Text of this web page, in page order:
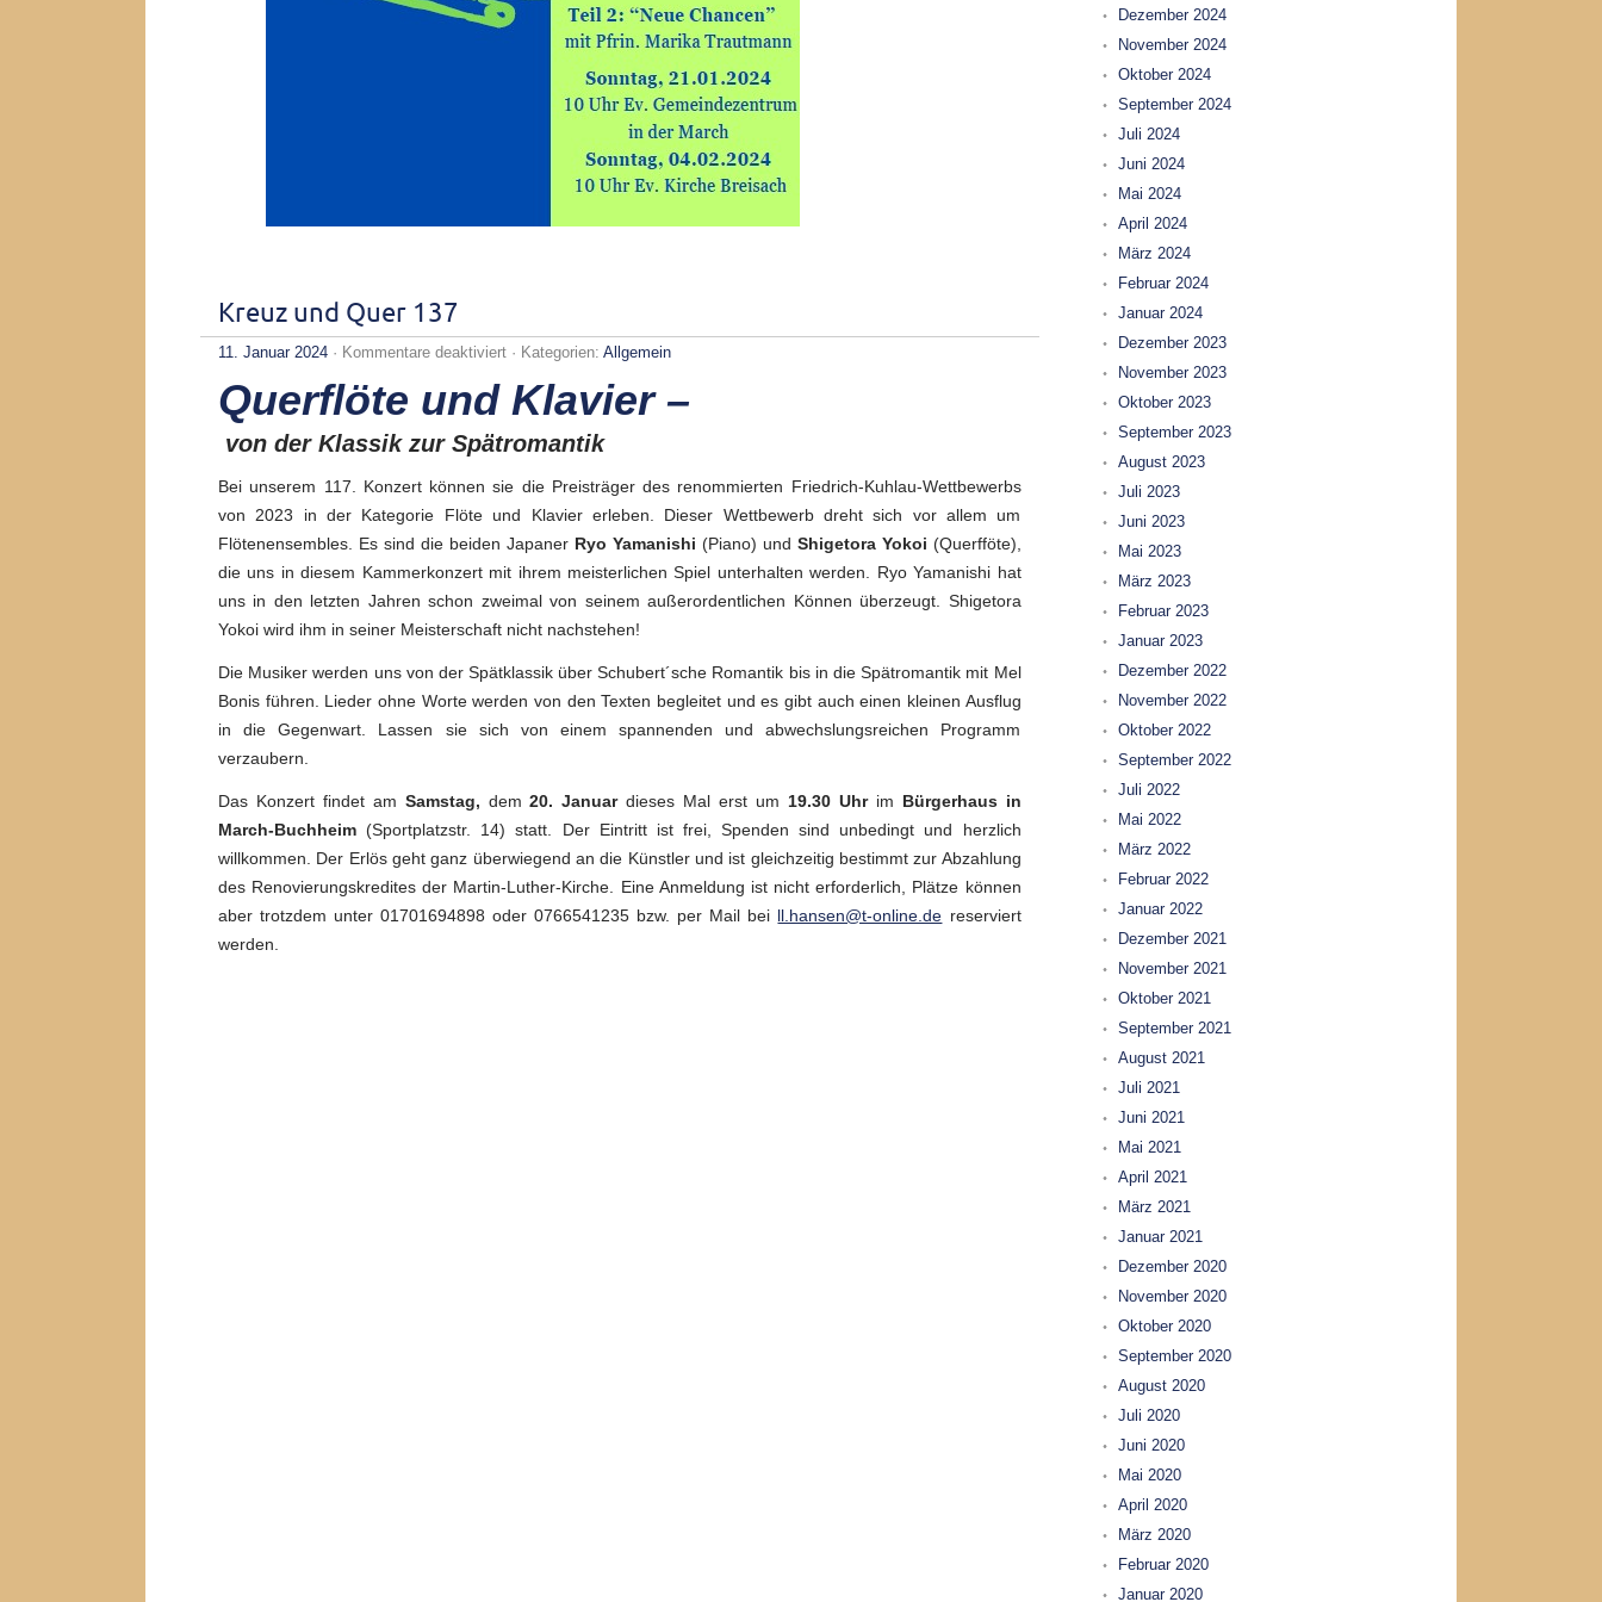
Kreuz und Quer 137
11. Januar 2024 · Kommentare deaktiviertfür
und
Quer
· Kategorien: Allgemein
Querflöte und Klavier –
von der Klassik zur Spätromantik
Bei unserem 117. Konzert können sie die Preisträger des renommierten Friedrich-Kuhlau-Wettbewerbs
von 2023 in der Kategorie Flöte und Klavier erleben. Dieser Wettbewerb dreht sich vor allem um
Flötenensembles. Es sind die beiden Japaner Ryo Yamanishi (Piano) und Shigetora Yokoi (Querfföte),
die uns in diesem Kammerkonzert mit ihrem meisterlichen Spiel unterhalten werden. Ryo Yamanishi hat
uns in den letzten Jahren schon zweimal von seinem außerordentlichen Können überzeugt. Shigetora
Yokoi wird ihm in seiner Meisterschaft nicht nachstehen!
Die Musiker werden uns von der Spätklassik über Schubert´sche Romantik bis in die Spätromantik mit Mel
Bonis führen. Lieder ohne Worte werden von den Texten begleitet und es gibt auch einen kleinen Ausflug
in die Gegenwart. Lassen sie sich von einem spannenden und abwechslungsreichen Programm
verzaubern.
Das Konzert findet am Samstag, dem 20. Januardieses Mal erst um 19.30 Uhr im Bürgerhaus in
March-Buchheim (Sportplatzstr. 14) statt. Der Eintritt ist frei, Spenden sind unbedingt und herzlich
willkommen. Der Erlös geht ganz überwiegend an die Künstler und ist gleichzeitig bestimmt zur Abzahlung
des Renovierungskredites der Martin-Luther-Kirche. Eine Anmeldung ist nicht erforderlich, Plätze können
aber trotzdem unter 01701694898 oder 0766541235 bzw. per Mail bei ll.hansen@t-online.de reserviert
werden.
Dezember 2024
November 2024
Oktober 2024
September 2024
Juli 2024
Juni 2024
Mai 2024
April 2024
März 2024
Februar 2024
Januar 2024
Dezember 2023
November 2023
Oktober 2023
September 2023
August 2023
Juli 2023
Juni 2023
Mai 2023
März 2023
Februar 2023
Januar 2023
Dezember 2022
November 2022
Oktober 2022
September 2022
Juli 2022
Mai 2022
März 2022
Februar 2022
Januar 2022
Dezember 2021
November 2021
Oktober 2021
September 2021
August 2021
Juli 2021
Juni 2021
Mai 2021
April 2021
März 2021
Januar 2021
Dezember 2020
November 2020
Oktober 2020
September 2020
August 2020
Juli 2020
Juni 2020
Mai 2020
April 2020
März 2020
Februar 2020
Januar 2020